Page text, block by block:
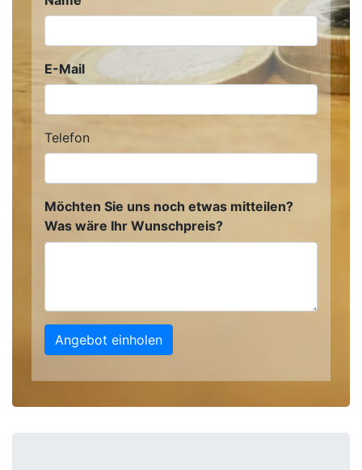
E-Mail
Telefon
Möchten Sie uns noch etwas mitteilen?
Was wäre Ihr Wunschpreis?
Angebot einholen